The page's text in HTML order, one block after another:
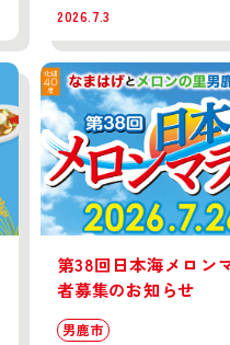
2026.7.3
第38回日本海メロン
者募集のお知らせ
男鹿市